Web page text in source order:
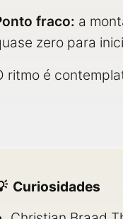
fraco: a
zero para
ritmo é
Curiosidades